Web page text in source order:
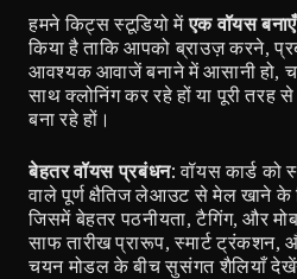
हमने किट्स स्टूडियो में एक वॉयस बनाएँ
किया है ताकि आपको ब्राउज़ करने,
आवश्यक आवाजें बनाने में आसानी हो,
साथ क्लोनिंग कर रहे हों या पूरी तरह
बना रहे हों।
बेहतर वॉयस प्रबंधन: वॉयस कार्ड को
वाले पूर्ण क्षैतिज लेआउट से मेल खाने के
जिसमें बेहतर पठनीयता, टैगिंग, और
साफ तारीख प्रारूप, स्मार्ट
चयन मोडल के बीच सुसंगत शैलियाँ